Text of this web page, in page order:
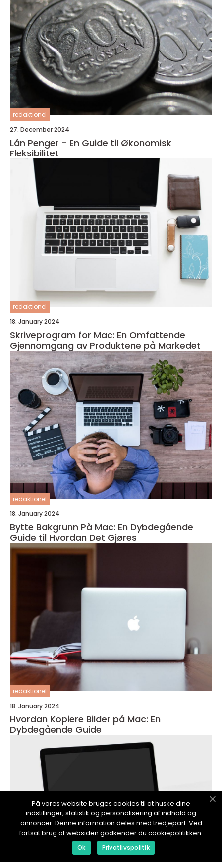
redaktionel
27. December 2024
Lån Penger - En Guide til Økonomisk
Fleksibilitet
redaktionel
18. January 2024
Skriveprogram for Mac: En Omfattende
Gjennomgang av Produktene på Markedet
redaktionel
18. January 2024
Bytte Bakgrunn På Mac: En Dybdegående
Guide til Hvordan Det Gjøres
redaktionel
18. January 2024
Hvordan Kopiere Bilder på Mac: En
Dybdegående Guide
På vores website bruges cookies til at huske dine
indstillinger, statistik og personalisering af indhold og
annoncer. Denne information deles med tredjepart. Ved
fortsat brug af websiden godkender du cookiepolitikken.
Ok Privatlivspolitik